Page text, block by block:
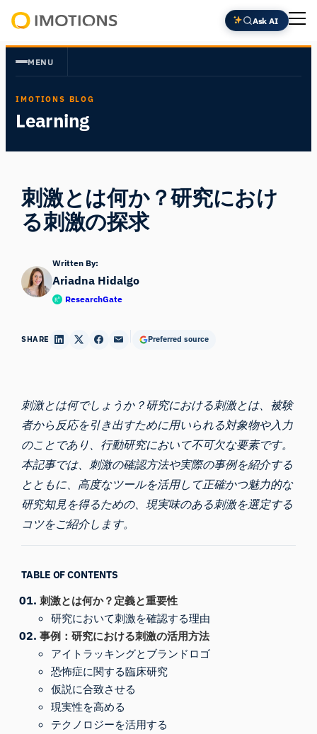
内
容
を
ス
ッ
Insight
Ask AI
MENU
IMOTIONS BLOG
Learning
刺激とは何か？研究におけ
る刺激の探求
Written By:
Ariadna Hidalgo
ResearchGate
SHARE Preferred source
刺激とは何でしょうか？研究における刺激とは、被験
者から反応を引き出すために用いられる対象物や入力
のことであり、行動研究において不可欠な要素です。
本記事では、刺激の確認方法や実際の事例を紹介する
とともに、高度なツールを活用して正確かつ魅力的な
研究知見を得るための、現実味のある刺激を選定する
コツをご紹介します。
TABLE OF CONTENTS
刺激とは何か？定義と重要性
研究において刺激を確認する理由
事例：研究における刺激の活用方法
アイトラッキングとブランドロゴ
恐怖症に関する臨床研究
仮説に合致させる
現実性を高める
テクノロジーを活用する